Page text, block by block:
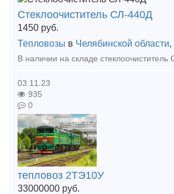
Стеклоочиститель СЛ-440Д
1450 руб.
Тепловозы в Челябинской области,
03.11.23
935
0
тепловоз 2ТЭ10У
33000000 руб.